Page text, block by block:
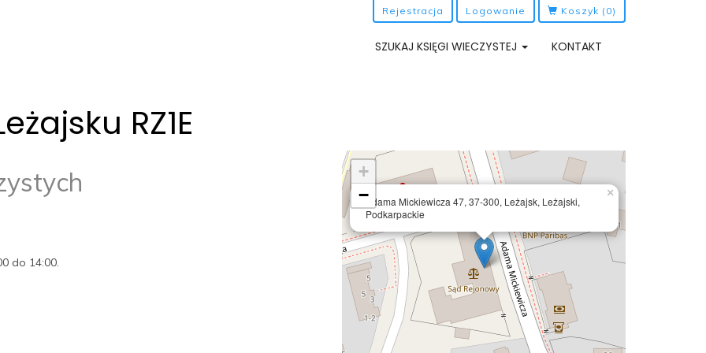
Rejestracja Logowanie Koszyk (0)
SZUKAJ KSIĘGI WIECZYSTEJ KONTAKT
RZ1E
do 14:00.
Adama Mickiewicza 47, 37-300, Leżajsk, Leżajski,
Podkarpackie
×
+
−